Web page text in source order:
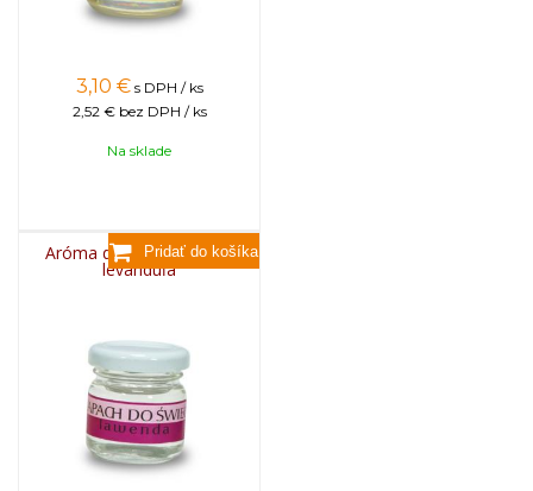
3,10 € s DPH / ks
2,52 € bez DPH / ks
Na sklade
Aróma do sviečok, 25g -
levanduľa